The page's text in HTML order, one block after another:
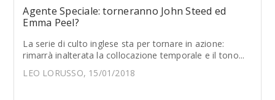
Agente Speciale: torneranno John Steed ed
Emma Peel?
La serie di culto inglese sta per tornare in azione:
rimarrà inalterata la collocazione temporale e il tono...
LEO LORUSSO, 15/01/2018